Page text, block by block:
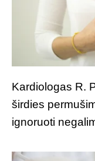
Kardiologas R.
širdies
ignoruoti